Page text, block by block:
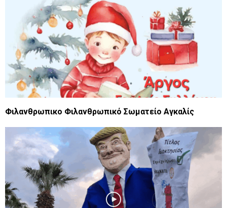
Φιλανθρωπικο Φιλανθρωπικό Σωματείο Αγκαλίς